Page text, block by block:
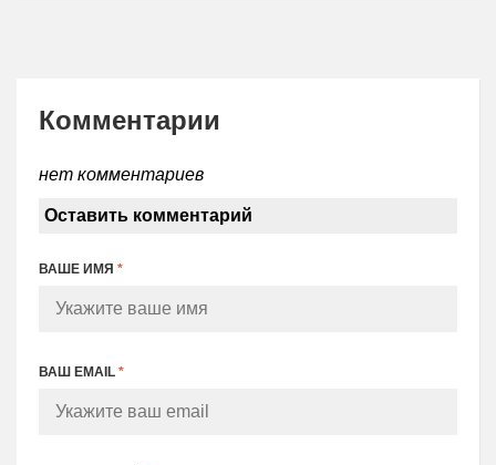
Комментарии
нет комментариев
Оставить комментарий
ВАШЕ ИМЯ *
ВАШ EMAIL *